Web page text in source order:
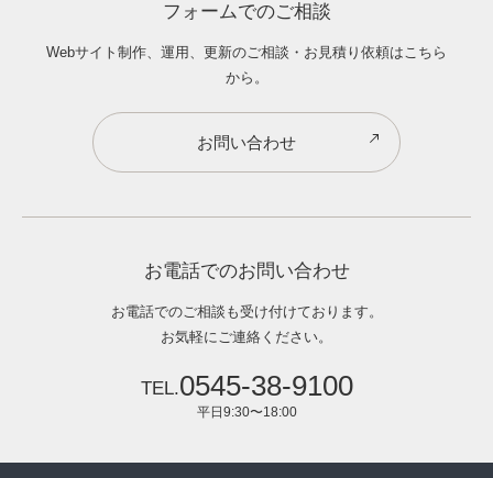
フォームでのご相談
Webサイト制作、運用、更新のご相談・お見積り依頼はこちら
から。
お問い合わせ
お電話でのお問い合わせ
お電話でのご相談も受け付けております。
お気軽にご連絡ください。
0545-38-9100
平日9:30〜18:00